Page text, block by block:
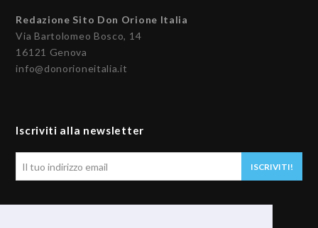
Redazione Sito Don Orione Italia
Via Bartolomeo Bosco, 14
16121 Genova
info@donorioneitalia.it
Iscriviti alla newsletter
ISCRIVITI!